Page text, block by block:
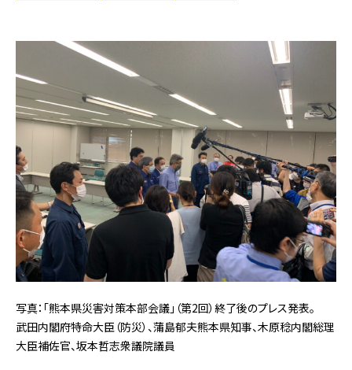
写真：「熊本県災害対策本部会議」（第2回）終了後のプレス発表。
武田内閣府特命大臣（防災）、蒲島郁夫熊本県知事、木原稔内閣総理
大臣補佐官、坂本哲志衆議院議員